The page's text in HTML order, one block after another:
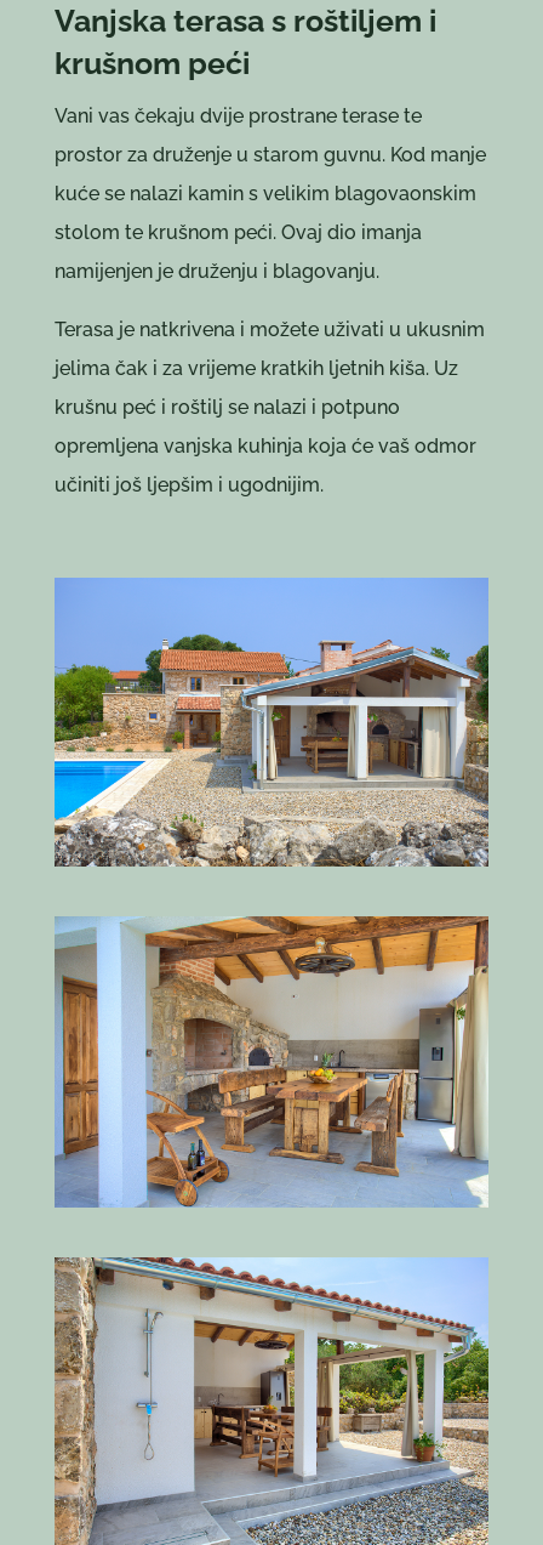
Vanjska terasa s roštiljem i
krušnom peći
Vani vas čekaju dvije prostrane terase te
prostor za druženje u starom guvnu. Kod manje
kuće se nalazi kamin s velikim blagovaonskim
stolom te krušnom peći. Ovaj dio imanja
namijenjen je druženju i blagovanju.
Terasa je natkrivena i možete uživati u ukusnim
jelima čak i za vrijeme kratkih ljetnih kiša. Uz
krušnu peć i roštilj se nalazi i potpuno
opremljena vanjska kuhinja koja će vaš odmor
učiniti još ljepšim i ugodnijim.